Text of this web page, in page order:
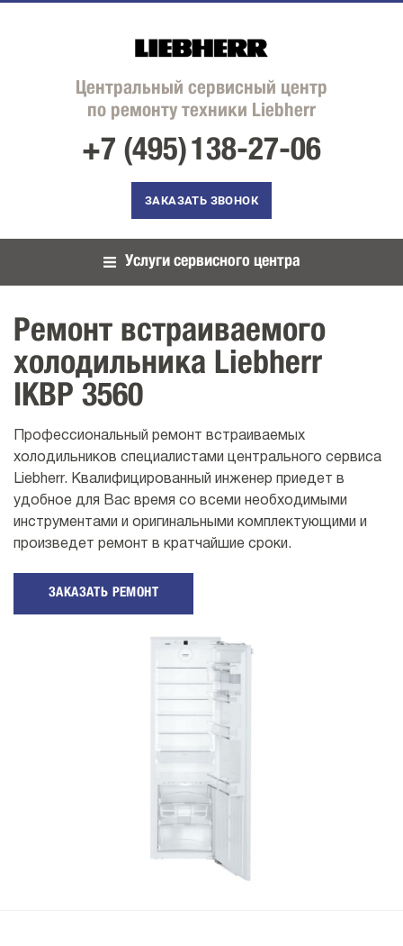
Центральный сервисный центр
по ремонту техники Liebherr
+7 (495)138-27-06
ЗАКАЗАТЬ ЗВОНОК
Услуги сервисного центра
Ремонт встраиваемого
холодильника Liebherr
IKBP 3560
Профессиональный ремонт встраиваемых
холодильников специалистами центрального сервиса
Liebherr. Квалифицированный инженер приедет в
удобное для Вас время со всеми необходимыми
инструментами и оригинальными комплектующими и
произведет ремонт в кратчайшие сроки.
ЗАКАЗАТЬ РЕМОНТ